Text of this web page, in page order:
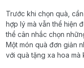
Trước khi chọn quà,
hợp lý mà vẫn thể hiện
thể cân nhắc chọn
Một món quà đơn giản
với quà tặng xa hoa mà